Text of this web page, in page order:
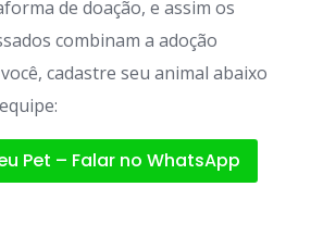
de doação, e assim os
combinam a adoção
cadastre seu animal abaixo
Pet – Falar no WhatsApp